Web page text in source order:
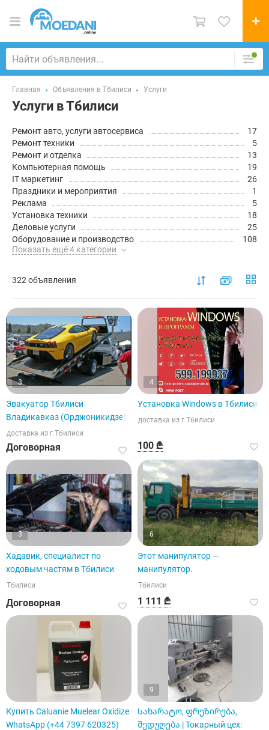
Главная Объявления в Тбилиси Услуги
Услуги в Тбилиси
Ремонт авто, услуги автосервиса
17
Ремонт техники
5
Ремонт и отделка
13
Компьютерная помощь
19
IT маркетинг
26
Праздники и мероприятия
1
Реклама
5
Установка техники
18
Деловые услуги
25
Оборудование и производство
108
Показать ещё 4 категории
322 объявления
3
Эвакуатор Тбилиси
Владикавказ (Орджоникидзе)
доставка из г.Тбилиси
Договорная
4
Установка Windows в Тбилиси
доставка из г.Тбилиси
100 ₾
3
Хадавик, специалист по
ходовым частям в Тбилиси
Тбилиси
Договорная
6
Этот манипулятор —
манипулятор.
Тбилиси
1 111 ₾
Купить Caluanie Muelear Oxidize
WhatsApp (+44 7397 620325)
9
Სახარატო, ფრეზირება,
შედუღება | Токарный цех: